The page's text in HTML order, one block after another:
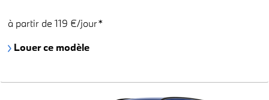
à partir de 119 €/jour*
Louer ce modèle